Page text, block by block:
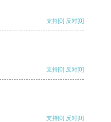
支持[0] 反对[0]
支持[0] 反对[0]
支持[0] 反对[0]